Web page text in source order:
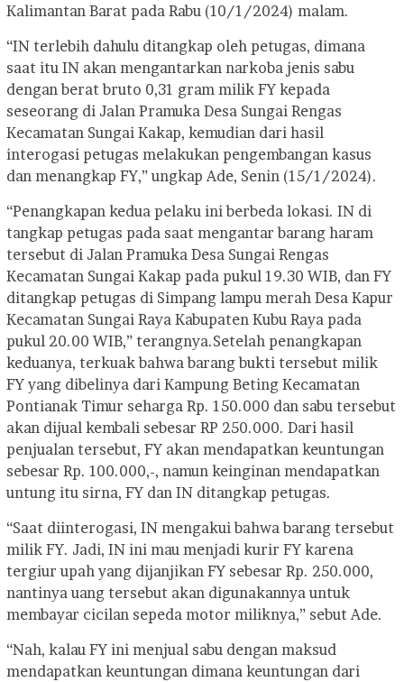
Kalimantan Barat pada Rabu (10/1/2024) malam.
“IN terlebih dahulu ditangkap oleh petugas, dimana
saat itu IN akan mengantarkan narkoba jenis sabu
dengan berat bruto 0,31 gram milik FY kepada
seseorang di Jalan Pramuka Desa Sungai Rengas
Kecamatan Sungai Kakap, kemudian dari hasil
interogasi petugas melakukan pengembangan kasus
dan menangkap FY,” ungkap Ade, Senin (15/1/2024).
“Penangkapan kedua pelaku ini berbeda lokasi. IN di
tangkap petugas pada saat mengantar barang haram
tersebut di Jalan Pramuka Desa Sungai Rengas
Kecamatan Sungai Kakap pada pukul 19.30 WIB, dan FY
ditangkap petugas di Simpang lampu merah Desa Kapur
Kecamatan Sungai Raya Kabupaten Kubu Raya pada
pukul 20.00 WIB,” terangnya.Setelah penangkapan
keduanya, terkuak bahwa barang bukti tersebut milik
FY yang dibelinya dari Kampung Beting Kecamatan
Pontianak Timur seharga Rp. 150.000 dan sabu tersebut
akan dijual kembali sebesar RP 250.000. Dari hasil
penjualan tersebut, FY akan mendapatkan keuntungan
sebesar Rp. 100.000,-, namun keinginan mendapatkan
untung itu sirna, FY dan IN ditangkap petugas.
“Saat diinterogasi, IN mengakui bahwa barang tersebut
milik FY. Jadi, IN ini mau menjadi kurir FY karena
tergiur upah yang dijanjikan FY sebesar Rp. 250.000,
nantinya uang tersebut akan digunakannya untuk
membayar cicilan sepeda motor miliknya,” sebut Ade.
“Nah, kalau FY ini menjual sabu dengan maksud
mendapatkan keuntungan dimana keuntungan dari